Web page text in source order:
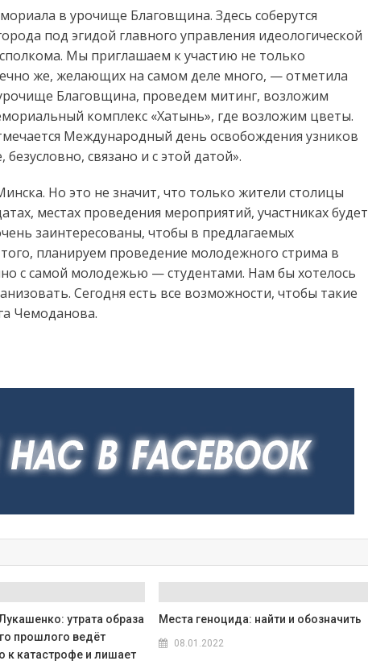
в урочище Благовщина. Здесь соберутся
под эгидой главного управления идеологической
Мы приглашаем к участию не только
же, желающих на самом деле много, — отметила
Благовщина, проведем митинг, возложим
комплекс «Хатынь», где возложим цветы.
Международный день освобождения узников
связано и с этой датой».
Но это не значит, что только жители столицы
местах проведения мероприятий, участниках будет
заинтересованы, чтобы в предлагаемых
планируем проведение молодежного стрима в
с самой молодежью — студентами. Нам бы хотелось
Сегодня есть все возможности, чтобы такие
Чемоданова.
утрата образа
прошлого ведёт
к катастрофе и лишает
Места геноцида: найти и обозначить
08.01.2022